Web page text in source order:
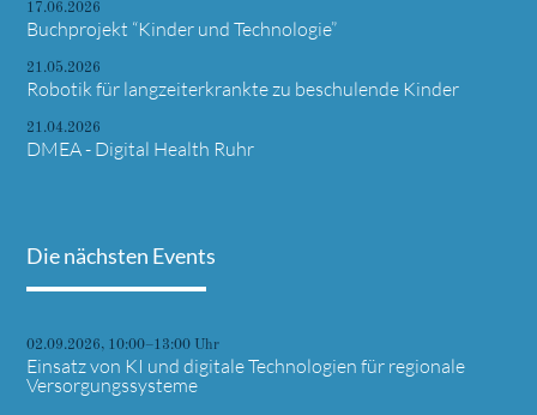
17.06.2026
Buchprojekt “Kinder und Technologie”
21.05.2026
Robotik für langzeiterkrankte zu beschulende Kinder
21.04.2026
DMEA - Digital Health Ruhr
Die nächsten Events
02.09.2026, 10:00–13:00 Uhr
Einsatz von KI und digitale Technologien für regionale
Versorgungssysteme